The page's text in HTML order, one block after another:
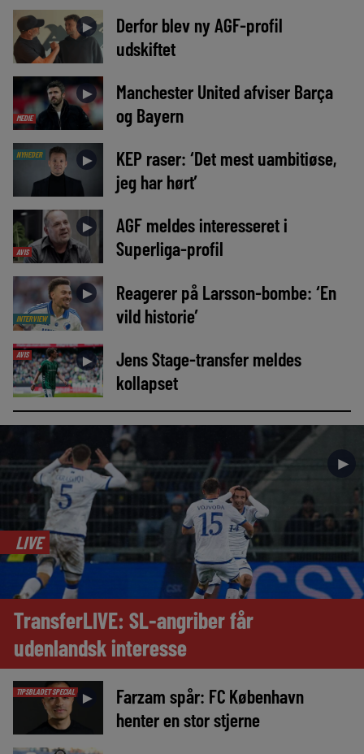
►
Derfor blev ny AGF-profil
udskiftet
MEDIE
►
Manchester United afviser Barça
og Bayern
NYHEDER ►
KEP raser: ‘Det mest uambitiøse,
jeg har hørt’
AVIS
►
AGF meldes interesseret i
Superliga-profil
INTERVIEW
►
Reagerer på Larsson-bombe: ‘En
vild historie’
AVIS ►
Jens Stage-transfer meldes
kollapset
►
LIVE
TransferLIVE: SL-angriber får
udenlandsk interesse
TIPSBLADET SPECIAL ►
Farzam spår: FC København
henter en stor stjerne